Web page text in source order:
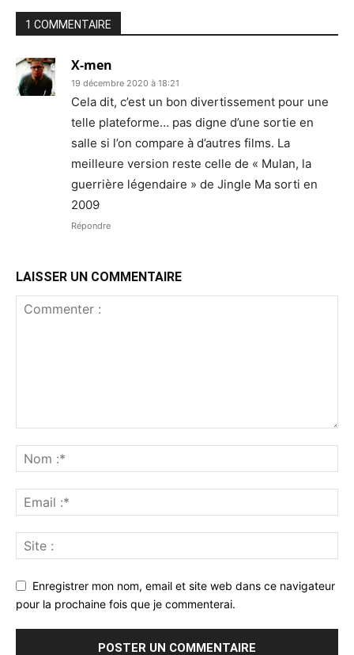
1 COMMENTAIRE
X-men
19 décembre 2020 à 18:21
Cela dit, c’est un bon divertissement pour une
telle plateforme… pas digne d’une sortie en
salle si l’on compare à d’autres films. La
meilleure version reste celle de « Mulan, la
guerrière légendaire » de Jingle Ma sorti en
2009
Répondre
LAISSER UN COMMENTAIRE
Enregistrer mon nom, email et site web dans ce navigateur
pour la prochaine fois que je commenterai.